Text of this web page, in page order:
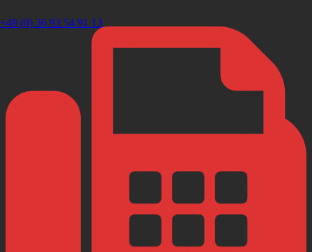
+49 (0) 36 93 54 91 13